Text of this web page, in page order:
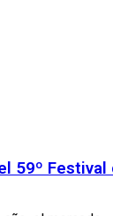
59º Festival